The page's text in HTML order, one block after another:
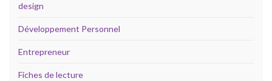
design
Développement Personnel
Entrepreneur
Fiches de lecture